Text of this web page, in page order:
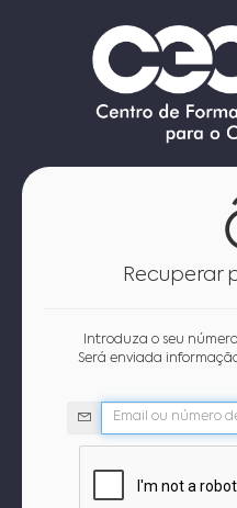
Recuperar
Introduza o seu
Será enviada